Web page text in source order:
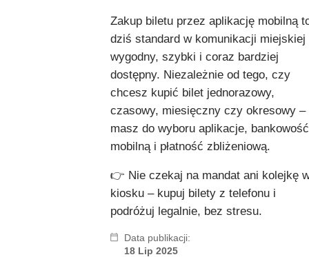
Zakup biletu przez aplikację mobilną
dziś standard w komunikacji miejskiej
wygodny, szybki i coraz bardziej
dostępny. Niezależnie od tego, czy
chcesz kupić bilet jednorazowy,
czasowy, miesięczny czy okresowy –
masz do wyboru aplikacje, bankowość
mobilną i płatność zbliżeniową.
👉 Nie czekaj na mandat ani kolejkę
kiosku – kupuj bilety z telefonu i
podróżuj legalnie, bez stresu.
Data publikacji:
18 Lip 2025